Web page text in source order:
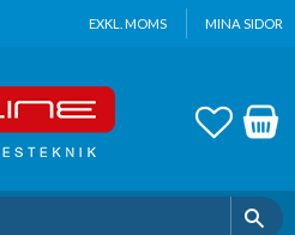
EXKL. MOMS MINA SIDOR